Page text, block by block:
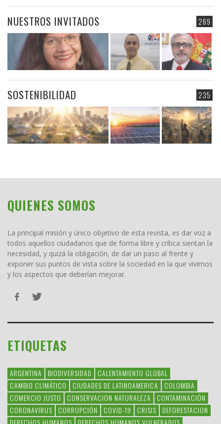
269
NUESTROS INVITADOS
235
SOSTENIBILIDAD
QUIENES SOMOS
La principal misión y único objetivo de esta revista, es dar voz a
todos aquellos ciudadanos que de forma libre y crítica sientan la
necesidad, y quizá la obligación, de dar un paso al frente y
exponer sus puntos de vista sobre la sociedad en la que vivimos
y los aspectos que deberían mejorar.
ETIQUETAS
ARGENTINA BIODIVERSIDAD
CALENTAMIENTO GLOBAL
CAMBIO CLIMÁTICO
CIUDADES DE LATINOAMERICA
COLOMBIA
COMERCIO JUSTO
CONSERVACION NATURALEZA
CONTAMINACIÓN
CORONAVIRUS
CORRUPCIÓN COVID-19 CRISIS
DEFORESTACION